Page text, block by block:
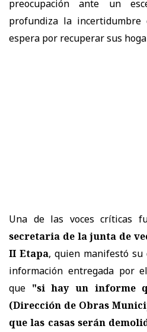
preocupación ante un
profundiza la
espera por recuperar sus
Una de las voces críticas
secretaria de la junta de
II Etapa, quien manifestó
información entregada por
que "si hay un informe
(Dirección de Obras
que las casas serán